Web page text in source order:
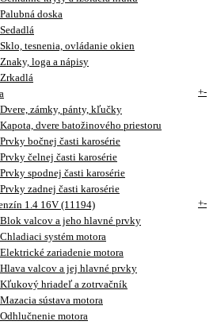
Palubná doska
Sedadlá
Sklo, tesnenia, ovládanie okien
Znaky, loga a nápisy
Zrkadlá
+-
Dvere, zámky, pánty, kľučky
Kapota, dvere batožinového priestoru
Prvky bočnej časti karosérie
Prvky čelnej časti karosérie
Prvky spodnej časti karosérie
Prvky zadnej časti karosérie
1.4 16V (11194)
+-
Blok valcov a jeho hlavné prvky
Chladiaci systém motora
Elektrické zariadenie motora
Hlava valcov a jej hlavné prvky
Kľukový hriadeľ a zotrvačník
Mazacia sústava motora
Odhlučnenie motora